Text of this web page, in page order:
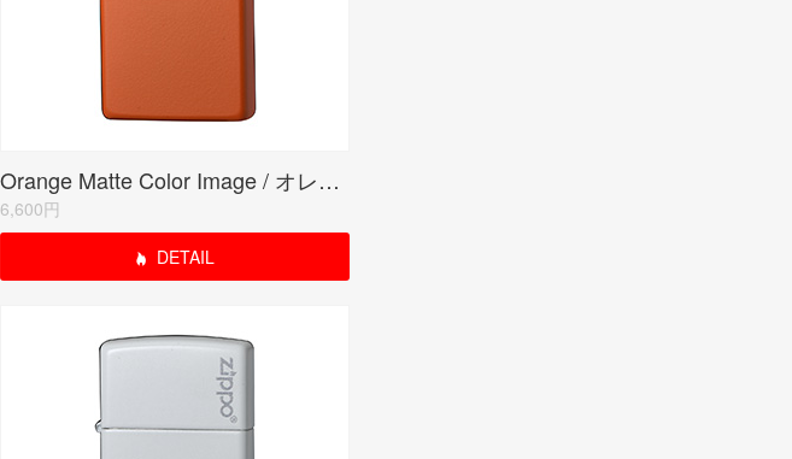
Orange Matte Color Image / オレンジマット(ZIPPO LOGO)
6,600円
DETAIL